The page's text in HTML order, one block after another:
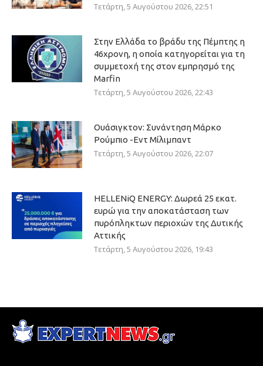
Τετάρτη, 5 Αυγούστου 2026, 22:51
Στην Ελλάδα το βράδυ της Πέμπτης η
46χρονη, η οποία κατηγορείται για τη
συμμετοχή της στον εμπρησμό της
Marfin
Τετάρτη, 5 Αυγούστου 2026, 22:43
Ουάσιγκτον: Συνάντηση Μάρκο
Ρούμπιο -Εντ Μίλιμπαντ
Τετάρτη, 5 Αυγούστου 2026, 22:07
HELLENiQ ENERGY: Δωρεά 25 εκατ.
ευρώ για την αποκατάσταση των
πυρόπληκτων περιοχών της Δυτικής
Αττικής
Τετάρτη, 5 Αυγούστου 2026, 19:43